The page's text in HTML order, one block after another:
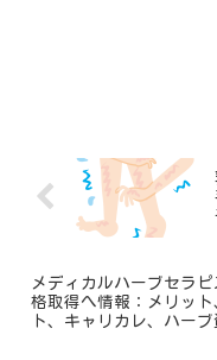
上部のわき側にでき
されています※2。こ
す。できる場所は1
メディカルハーブセラ
格取得へ情報：メリット
ト、キャリカレ、ハー